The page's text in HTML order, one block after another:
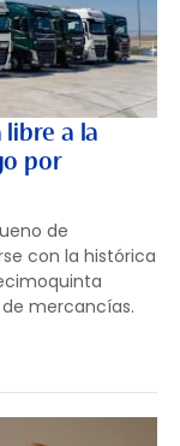
libre a la
por
de
con la histórica
mercancías.